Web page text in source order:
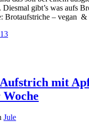
Diesmal gibt’s was aufs
Brotaufstriche – vegan
mit
Jule